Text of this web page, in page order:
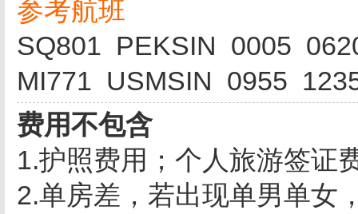
参考航班
SQ801 PEKSIN 0005
MI771 USMSIN 0955
费用不包含
1.护照费用；个人旅游签证
2.单房差，若出现单男单女